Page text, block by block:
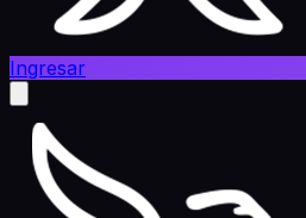
Ingresar